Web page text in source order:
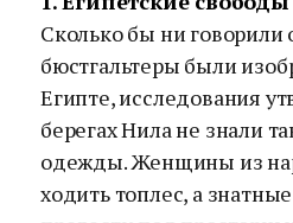
Сколько бы ни говорили
бюстгальтеры были
Египте, исследования
берегах Нила не знали
одежды. Женщины из
ходить топлес, а